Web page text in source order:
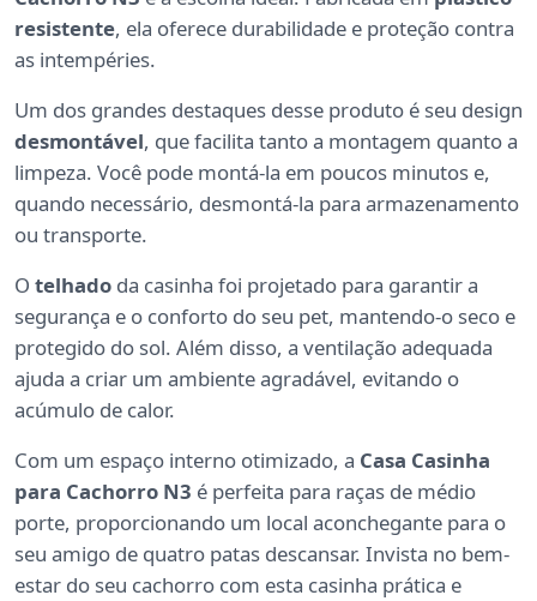
resistente, ela oferece durabilidade e proteção contra
as intempéries.
Um dos grandes destaques desse produto é seu design
desmontável, que facilita tanto a montagem quanto a
limpeza. Você pode montá-la em poucos minutos e,
quando necessário, desmontá-la para armazenamento
ou transporte.
O telhado da casinha foi projetado para garantir a
segurança e o conforto do seu pet, mantendo-o seco e
protegido do sol. Além disso, a ventilação adequada
ajuda a criar um ambiente agradável, evitando o
acúmulo de calor.
Com um espaço interno otimizado, a Casa Casinha
para Cachorro N3 é perfeita para raças de médio
porte, proporcionando um local aconchegante para o
seu amigo de quatro patas descansar. Invista no bem-
estar do seu cachorro com esta casinha prática e